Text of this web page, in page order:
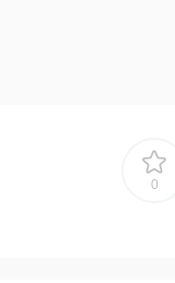
还是在广场上和巴斯
迪士尼搭配风格吧
。在星谷中结识新0